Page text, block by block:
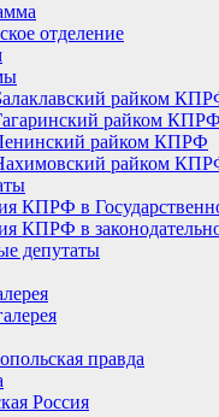
отделение
райком
райком КПРФ
райком КПРФ
райком
КПРФ в
КПРФ в
депутаты
правда
Россия